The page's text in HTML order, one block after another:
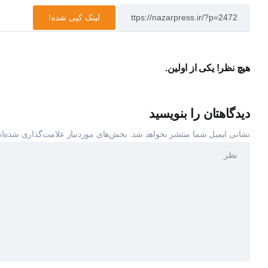
لینک کپی شده!
هیچ نظر! یکی از اولین.
دیدگاهتان را بنویسید
نشانی ایمیل شما منتشر نخواهد شد. بخش‌های موردنیاز علامت‌گذاری